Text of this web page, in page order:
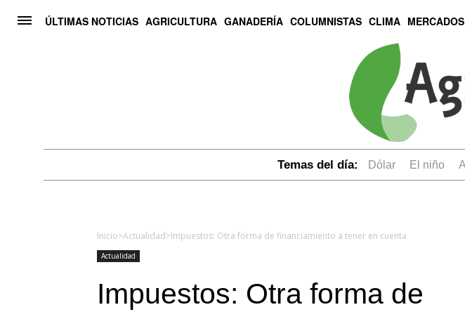
ÚLTIMAS NOTICIAS AGRICULTURA GANADERÍA COLUMNISTAS CLIMA MERCADOS
Temas del día: dólar el niño
Inicio>Actualidad>Impuestos: Otra forma de financiamiento a tener en cuenta
Actualidad
Impuestos: Otra forma de